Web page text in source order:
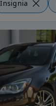
Insignia